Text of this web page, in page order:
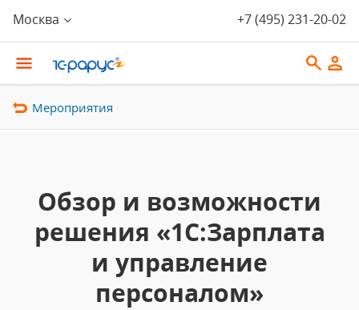
Москва +7 (495) 231-20-02
Мероприятия
Обзор и возможности
решения «1С:Зарплата
и управление
персоналом»